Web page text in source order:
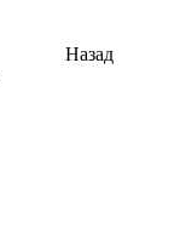
Назад